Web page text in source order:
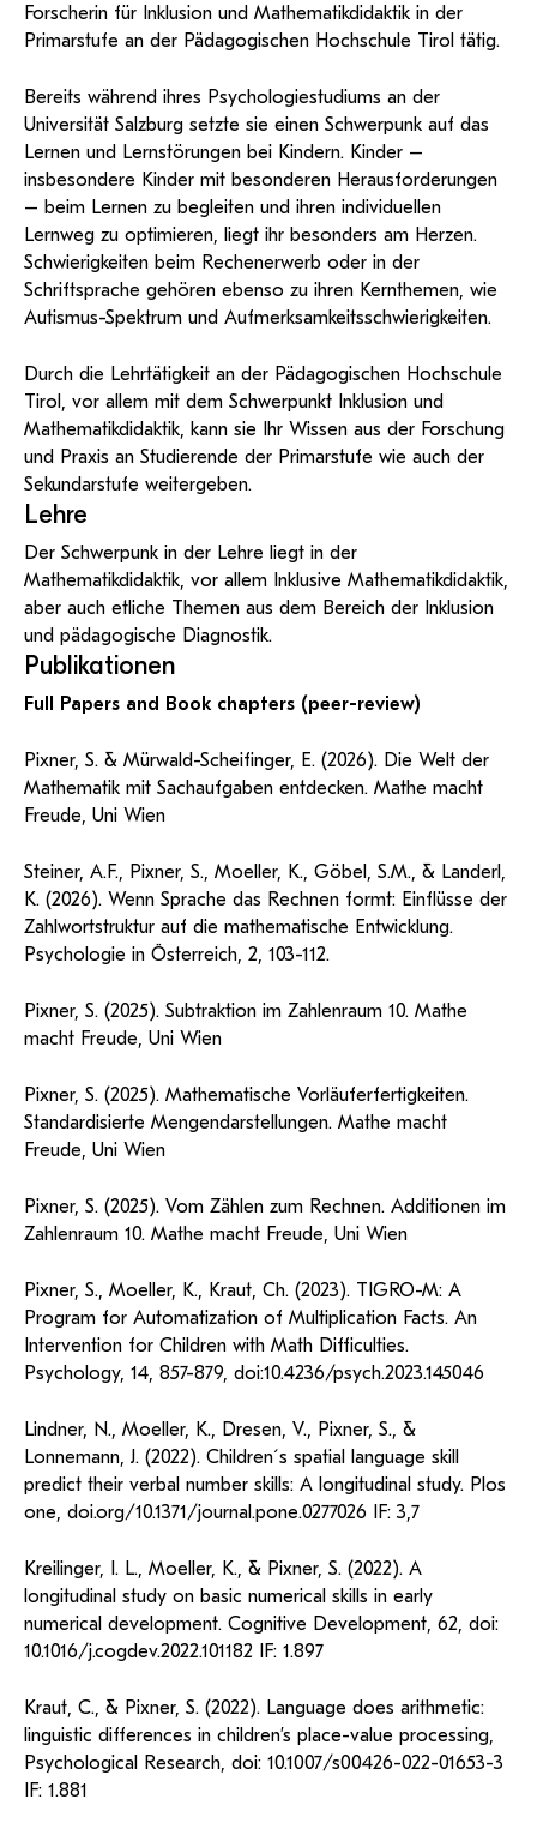
Forscherin für Inklusion und Mathematikdidaktik in der
Primarstufe an der Pädagogischen Hochschule Tirol tätig.
Bereits während ihres Psychologiestudiums an der
Universität Salzburg setzte sie einen Schwerpunk auf das
Lernen und Lernstörungen bei Kindern. Kinder –
insbesondere Kinder mit besonderen Herausforderungen
– beim Lernen zu begleiten und ihren individuellen
Lernweg zu optimieren, liegt ihr besonders am Herzen.
Schwierigkeiten beim Rechenerwerb oder in der
Schriftsprache gehören ebenso zu ihren Kernthemen, wie
Autismus-Spektrum und Aufmerksamkeitsschwierigkeiten.
Durch die Lehrtätigkeit an der Pädagogischen Hochschule
Tirol, vor allem mit dem Schwerpunkt Inklusion und
Mathematikdidaktik, kann sie Ihr Wissen aus der Forschung
und Praxis an Studierende der Primarstufe wie auch der
Sekundarstufe weitergeben.
Lehre
Der Schwerpunk in der Lehre liegt in der
Mathematikdidaktik, vor allem Inklusive Mathematikdidaktik,
aber auch etliche Themen aus dem Bereich der Inklusion
und pädagogische Diagnostik.
Publikationen
Full Papers and Book chapters (peer-review)
Pixner, S. & Mürwald-Scheifinger, E. (2026). Die Welt der
Mathematik mit Sachaufgaben entdecken. Mathe macht
Freude, Uni Wien
Steiner, A.F., Pixner, S., Moeller, K., Göbel, S.M., & Landerl,
K. (2026). Wenn Sprache das Rechnen formt: Einflüsse der
Zahlwortstruktur auf die mathematische Entwicklung.
Psychologie in Österreich, 2, 103-112.
Pixner, S. (2025). Subtraktion im Zahlenraum 10. Mathe
macht Freude, Uni Wien
Pixner, S. (2025). Mathematische Vorläuferfertigkeiten.
Standardisierte Mengendarstellungen. Mathe macht
Freude, Uni Wien
Pixner, S. (2025). Vom Zählen zum Rechnen. Additionen im
Zahlenraum 10. Mathe macht Freude, Uni Wien
Pixner, S., Moeller, K., Kraut, Ch. (2023). TIGRO-M: A
Program for Automatization of Multiplication Facts. An
Intervention for Children with Math Difficulties.
Psychology, 14, 857-879, doi:10.4236/psych.2023.145046
Lindner, N., Moeller, K., Dresen, V., Pixner, S., &
Lonnemann, J. (2022). Children´s spatial language skill
predict their verbal number skills: A longitudinal study. Plos
one, doi.org/10.1371/journal.pone.0277026 IF: 3,7
Kreilinger, I. L., Moeller, K., & Pixner, S. (2022). A
longitudinal study on basic numerical skills in early
numerical development. Cognitive Development, 62, doi:
10.1016/j.cogdev.2022.101182 IF: 1.897
Kraut, C., & Pixner, S. (2022). Language does arithmetic:
linguistic differences in children’s place-value processing,
Psychological Research, doi: 10.1007/s00426-022-01653-3
IF: 1.881
recherchierte Kurzvideos und
Dokumentationen in
öffentlich-rechtlicher Qualität.
wissenschaftlichen Arbeiten
Anleitung
Konto
Web-basiertes Tool zum
sicheren Versand großer
ServiceWeb Hilfe
BA/MA Anträge,
…
Support-Webadmin
PH Online Hilfe
Hilfe & Support
Bitte kontaktieren Sie unsere Mitarbeiter:innen nicht über
die persönliche Mailadresse, sondern über den oben
angegebenen Hilfebutton.
Service
Ideen und Verbesserungen Campus